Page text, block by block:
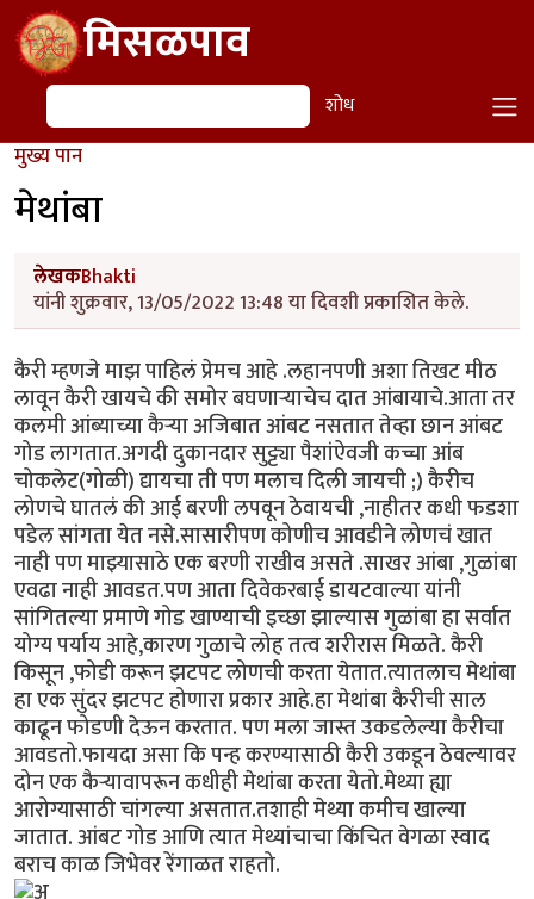
Skip to main contentमिसळपाव
शोध शोध
मुख्य पान
मेथांबा
लेखकBhakti
यांनी शुक्रवार, 13/05/2022 13:48 या दिवशी प्रकाशित केले.
कैरी म्हणजे माझ पाहिलं प्रेमच आहे .लहानपणी अशा तिखट मीठ
लावून कैरी खायचे की समोर बघणाऱ्याचेच दात आंबायाचे.आता तर
कलमी आंब्याच्या कैऱ्या अजिबात आंबट नसतात तेव्हा छान आंबट
गोड लागतात.अगदी दुकानदार सुट्ट्या पैशांऐवजी कच्चा आंब
चोकलेट(गोळी) द्यायचा ती पण मलाच दिली जायची ;) कैरीच
लोणचे घातलं की आई बरणी लपवून ठेवायची ,नाहीतर कधी फडशा
पडेल सांगता येत नसे.सासारीपण कोणीच आवडीने लोणचं खात
नाही पण माझ्यासाठे एक बरणी राखीव असते .साखर आंबा ,गुळांबा
एवढा नाही आवडत.पण आता दिवेकरबाई डायटवाल्या यांनी
सांगितल्या प्रमाणे गोड खाण्याची इच्छा झाल्यास गुळांबा हा सर्वात
योग्य पर्याय आहे,कारण गुळाचे लोह तत्व शरीरास मिळते. कैरी
किसून ,फोडी करून झटपट लोणची करता येतात.त्यातलाच मेथांबा
हा एक सुंदर झटपट होणारा प्रकार आहे.हा मेथांबा कैरीची साल
काढून फोडणी देऊन करतात. पण मला जास्त उकडलेल्या कैरीचा
आवडतो.फायदा असा कि पन्ह करण्यासाठी कैरी उकडून ठेवल्यावर
दोन एक कैऱ्यावापरून कधीही मेथांबा करता येतो.मेथ्या ह्या
आरोग्यासाठी चांगल्या असतात.तशाही मेथ्या कमीच खाल्या
जातात. आंबट गोड आणि त्यात मेथ्यांचाचा किंचित वेगळा स्वाद
बराच काळ जिभेवर रेंगाळत राहतो.